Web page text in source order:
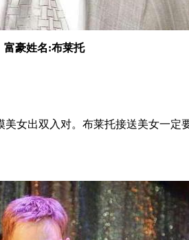
富豪姓名:布莱托
女出双入对。布莱托接送美女一